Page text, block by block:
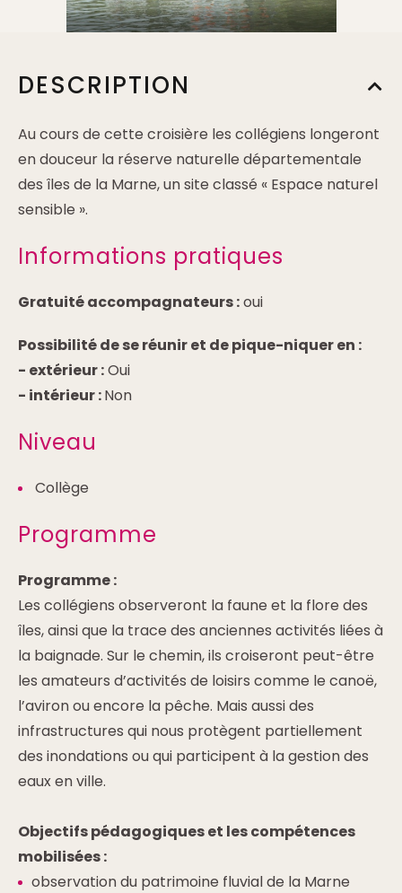
DESCRIPTION
Au cours de cette croisière les collégiens longeront
en douceur la réserve naturelle départementale
des îles de la Marne, un site classé « Espace naturel
sensible ».
Informations pratiques
Gratuité accompagnateurs :oui
Possibilité de se réunir et de pique-niquer en :
- extérieur :Oui
- intérieur :Non
Niveau
Collège
Programme
Programme :
Les collégiens observeront la faune et la flore des
îles, ainsi que la trace des anciennes activités liées à
la baignade. Sur le chemin, ils croiseront peut-être
les amateurs d’activités de loisirs comme le canoë,
l’aviron ou encore la pêche. Mais aussi des
infrastructures qui nous protègent partiellement
des inondations ou qui participent à la gestion des
eaux en ville.
Objectifs pédagogiques et les compétences
mobilisées :
observation du patrimoine fluvial de la Marne